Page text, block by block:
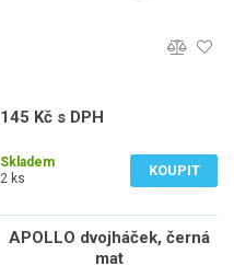
145 Kč s DPH
Skladem
2 ks
KOUPIT
APOLLO dvojháček, černá
mat